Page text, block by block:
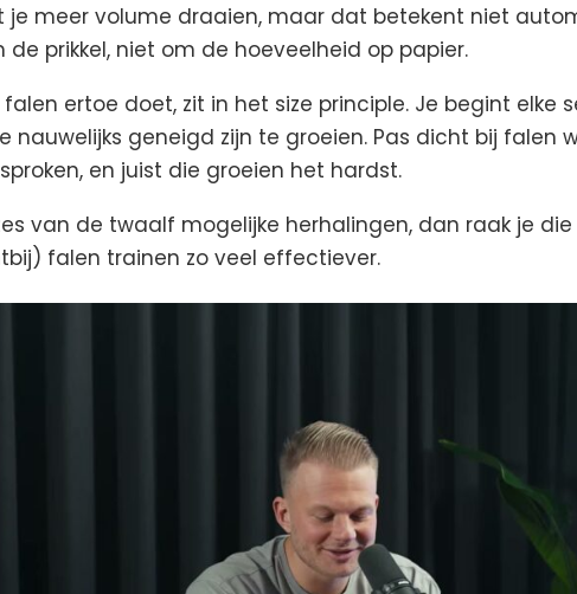
je meer volume draaien, maar dat betekent niet
de prikkel, niet om de hoeveelheid op papier.
ertoe doet, zit in het size principle. Je begint elke
nauwelijks geneigd zijn te groeien. Pas dicht bij falen
en juist die groeien het hardst.
van de twaalf mogelijke herhalingen, dan raak je
falen trainen zo veel effectiever.